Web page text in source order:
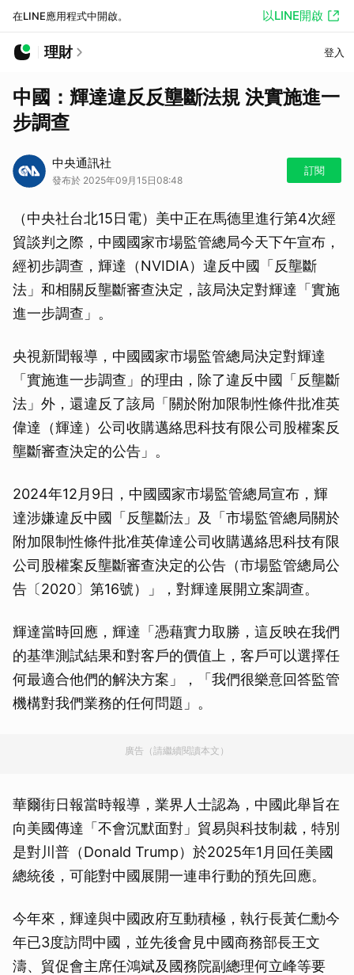
在LINE應用程式中開啟。 以LINE開啟
理財 登入
中國：輝達違反反壟斷法規 決實施進一
步調查
中央通訊社
發布於 2025年09月15日08:48
訂閱
（中央社台北15日電）美中正在馬德里進行第4次經
貿談判之際，中國國家市場監管總局今天下午宣布，
經初步調查，輝達（NVIDIA）違反中國「反壟斷
法」和相關反壟斷審查決定，該局決定對輝達「實施
進一步調查」。
央視新聞報導，中國國家市場監管總局決定對輝達
「實施進一步調查」的理由，除了違反中國「反壟斷
法」外，還違反了該局「關於附加限制性條件批准英
偉達（輝達）公司收購邁絡思科技有限公司股權案反
壟斷審查決定的公告」。
2024年12月9日，中國國家市場監管總局宣布，輝
達涉嫌違反中國「反壟斷法」及「市場監管總局關於
附加限制性條件批准英偉達公司收購邁絡思科技有限
公司股權案反壟斷審查決定的公告（市場監管總局公
告〔2020〕第16號）」，對輝達展開立案調查。
輝達當時回應，輝達「憑藉實力取勝，這反映在我們
的基準測試結果和對客戶的價值上，客戶可以選擇任
何最適合他們的解決方案」，「我們很樂意回答監管
機構對我們業務的任何問題」。
廣告（請繼續閱讀本文）
華爾街日報當時報導，業界人士認為，中國此舉旨在
向美國傳達「不會沉默面對」貿易與科技制裁，特別
是對川普（Donald Trump）於2025年1月回任美國
總統後，可能對中國展開一連串行動的預先回應。
今年來，輝達與中國政府互動積極，執行長黃仁勳今
年已3度訪問中國，並先後會見中國商務部長王文
濤、貿促會主席任鴻斌及國務院副總理何立峰等要